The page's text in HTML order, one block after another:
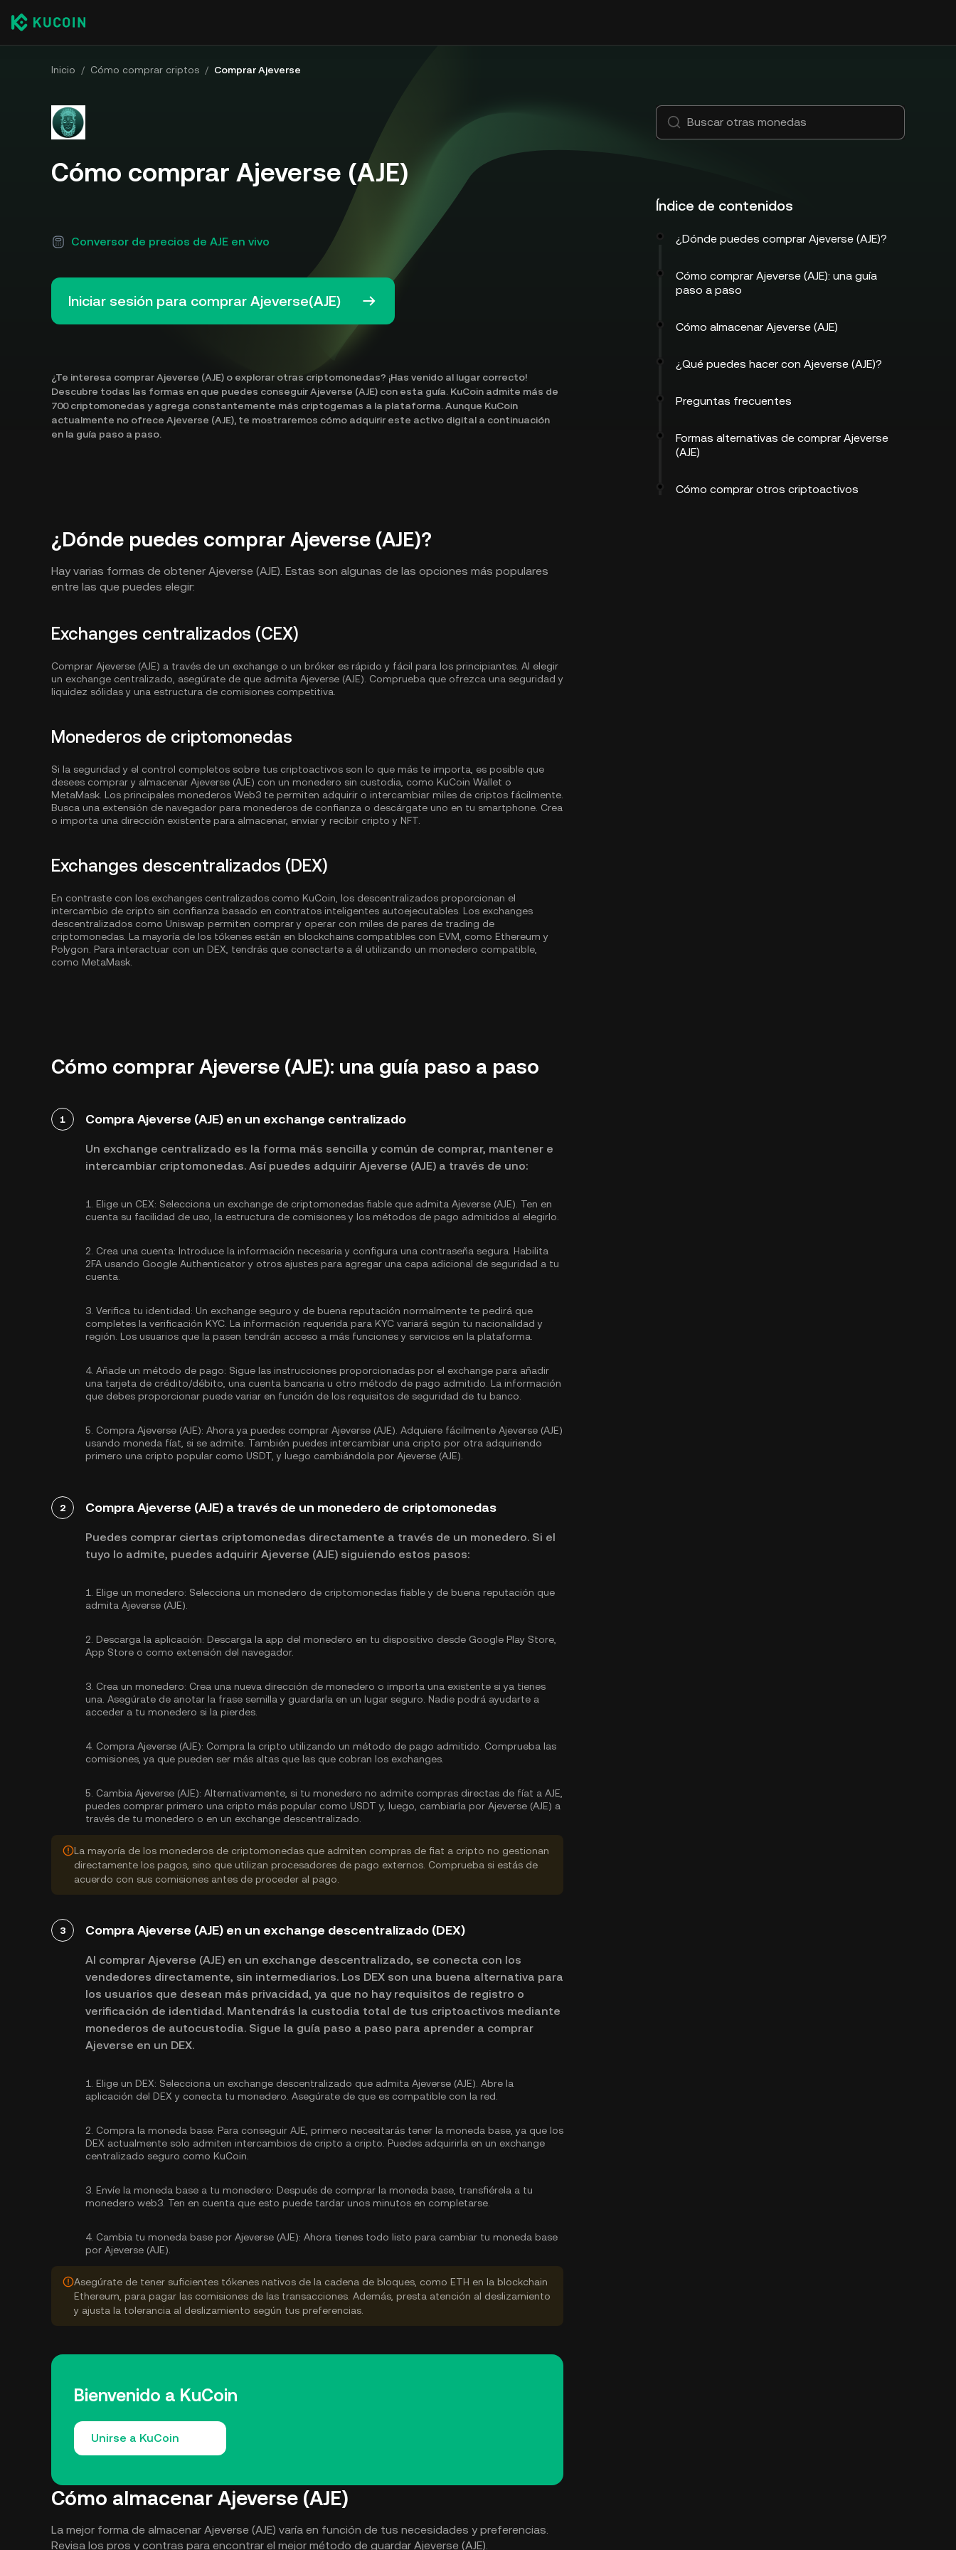
Inicio / Cómo comprar criptos / Comprar Ajeverse
Cómo comprar Ajeverse (AJE)
Conversor de precios de AJE en vivo
Iniciar sesión para comprar Ajeverse(AJE)
¿Te interesa comprar Ajeverse (AJE) o explorar otras criptomonedas? ¡Has venido al lugar correcto!
Descubre todas las formas en que puedes conseguir Ajeverse (AJE) con esta guía. KuCoin admite más de
700 criptomonedas y agrega constantemente más criptogemas a la plataforma. Aunque KuCoin
actualmente no ofrece Ajeverse (AJE), te mostraremos cómo adquirir este activo digital a continuación
en la guía paso a paso.
¿Dónde puedes comprar Ajeverse (AJE)?
Hay varias formas de obtener Ajeverse (AJE). Estas son algunas de las opciones más populares
entre las que puedes elegir:
Exchanges centralizados (CEX)
Comprar Ajeverse (AJE) a través de un exchange o un bróker es rápido y fácil para los principiantes. Al elegir
un exchange centralizado, asegúrate de que admita Ajeverse (AJE). Comprueba que ofrezca una seguridad y
liquidez sólidas y una estructura de comisiones competitiva.
Monederos de criptomonedas
Si la seguridad y el control completos sobre tus criptoactivos son lo que más te importa, es posible que
desees comprar y almacenar Ajeverse (AJE) con un monedero sin custodia, como KuCoin Wallet o
MetaMask. Los principales monederos Web3 te permiten adquirir o intercambiar miles de criptos fácilmente.
Busca una extensión de navegador para monederos de confianza o descárgate uno en tu smartphone. Crea
o importa una dirección existente para almacenar, enviar y recibir cripto y NFT.
Exchanges descentralizados (DEX)
En contraste con los exchanges centralizados como KuCoin, los descentralizados proporcionan el
intercambio de cripto sin confianza basado en contratos inteligentes autoejecutables. Los exchanges
descentralizados como Uniswap permiten comprar y operar con miles de pares de trading de
criptomonedas. La mayoría de los tókenes están en blockchains compatibles con EVM, como Ethereum y
Polygon . Para interactuar con un DEX, tendrás que conectarte a él utilizando un monedero compatible,
como MetaMask.
Cómo comprar Ajeverse (AJE): una guía paso a paso
1 Compra Ajeverse (AJE) en un exchange centralizado
Un exchange centralizado es la forma más sencilla y común de comprar, mantener e
intercambiar criptomonedas. Así puedes adquirir Ajeverse (AJE) a través de uno:
1. Elige un CEX: Selecciona un exchange de criptomonedas fiable que admita Ajeverse (AJE). Ten en
cuenta su facilidad de uso, la estructura de comisiones y los métodos de pago admitidos al elegirlo.
2. Crea una cuenta: Introduce la información necesaria y configura una contraseña segura. Habilita
2FA usando Google Authenticatory otros ajustes para agregar una capa adicional de seguridad a tu
cuenta.
3. Verifica tu identidad: Un exchange seguro y de buena reputación normalmente te pedirá que
completes la verificación KYC. La información requerida para KYC variará según tu nacionalidad y
región. Los usuarios que la pasen tendrán acceso a más funciones y servicios en la plataforma.
4. Añade un método de pago: Sigue las instrucciones proporcionadas por el exchange para añadir
una tarjeta de crédito/débito, una cuenta bancaria u otro método de pago admitido. La información
que debes proporcionar puede variar en función de los requisitos de seguridad de tu banco.
5. Compra Ajeverse (AJE): Ahora ya puedes comprar Ajeverse (AJE). Adquiere fácilmente Ajeverse (AJE)
usando moneda fíat, si se admite. También puedes intercambiar una cripto por otra adquiriendo
primero una cripto popular como USDT , y luego cambiándola por Ajeverse (AJE).
2 Compra Ajeverse (AJE) a través de un monedero de criptomonedas
Puedes comprar ciertas criptomonedas directamente a través de un monedero. Si el
tuyo lo admite, puedes adquirir Ajeverse (AJE) siguiendo estos pasos:
1. Elige un monedero: Selecciona un monedero de criptomonedas fiable y de buena reputación que
admita Ajeverse (AJE).
2. Descarga la aplicación: Descarga la app del monedero en tu dispositivo desde Google Play Store,
App Store o como extensión del navegador.
3. Crea un monedero: Crea una nueva dirección de monedero o importa una existente si ya tienes
una. Asegúrate de anotar la frase semilla y guardarla en un lugar seguro. Nadie podrá ayudarte a
acceder a tu monedero si la pierdes.
4. Compra Ajeverse (AJE): Compra la cripto utilizando un método de pago admitido. Comprueba las
comisiones, ya que pueden ser más altas que las que cobran los exchanges.
5. Cambia Ajeverse (AJE): Alternativamente, si tu monedero no admite compras directas de fíat a AJE,
puedes comprar primero una cripto más popular como USDT y, luego, cambiarla por Ajeverse (AJE) a
través de tu monedero o en un exchange descentralizado.
La mayoría de los monederos de criptomonedas que admiten compras de fiat a cripto no gestionan
directamente los pagos, sino que utilizan procesadores de pago externos. Comprueba si estás de
acuerdo con sus comisiones antes de proceder al pago.
3 Compra Ajeverse (AJE) en un exchange descentralizado (DEX)
Al comprar Ajeverse (AJE) en un exchange descentralizado, se conecta con los
vendedores directamente, sin intermediarios. Los DEX son una buena alternativa para
los usuarios que desean más privacidad, ya que no hay requisitos de registro o
verificación de identidad. Mantendrás la custodia total de tus criptoactivos mediante
monederos de autocustodia. Sigue la guía paso a paso para aprender a comprar
Ajeverse en un DEX.
1. Elige un DEX: Selecciona un exchange descentralizado que admita Ajeverse (AJE). Abre la
aplicación del DEX y conecta tu monedero. Asegúrate de que es compatible con la red.
2. Compra la moneda base: Para conseguir AJE, primero necesitarás tener la moneda base, ya que los
DEX actualmente solo admiten intercambios de cripto a cripto. Puedes adquirirla en un exchange
centralizado seguro como KuCoin.
3. Envíe la moneda base a tu monedero: Después de comprar la moneda base, transfiérela a tu
monedero web3. Ten en cuenta que esto puede tardar unos minutos en completarse.
4. Cambia tu moneda base por Ajeverse (AJE): Ahora tienes todo listo para cambiar tu moneda base
por Ajeverse (AJE).
Asegúrate de tener suficientes tókenes nativos de la cadena de bloques, como ETH en la blockchain
Ethereum, para pagar las comisiones de las transacciones. Además, presta atención al deslizamiento
y ajusta la tolerancia al deslizamiento según tus preferencias.
Bienvenido a KuCoin
Unirse a KuCoin
Cómo almacenar Ajeverse (AJE)
La mejor forma de almacenar Ajeverse (AJE) varía en función de tus necesidades y preferencias.
Revisa los pros y contras para encontrar el mejor método de guardar Ajeverse (AJE).
Índice de contenidos
¿Dónde puedes comprar Ajeverse (AJE)?
Cómo comprar Ajeverse (AJE): una guía
paso a paso
Cómo almacenar Ajeverse (AJE)
¿Qué puedes hacer con Ajeverse (AJE)?
Preguntas frecuentes
Formas alternativas de comprar Ajeverse
(AJE)
Cómo comprar otros criptoactivos